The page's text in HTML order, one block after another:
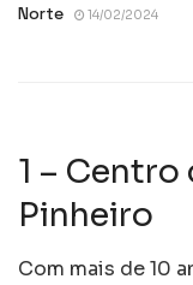
Norte
14/02/2024
1 – Centro
Pinheiro
Com mais de 10